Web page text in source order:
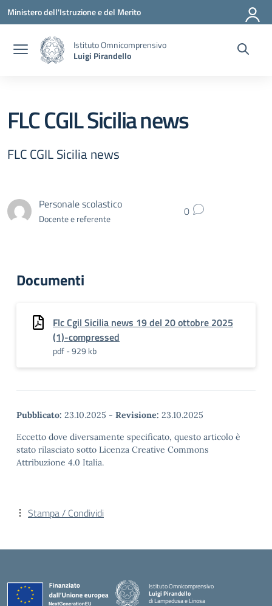
Vai ai contenuti
Vai al menu di navigazione
Vai al footer
Ministero dell'Istruzione e del Merito
Istituto Omnicomprensivo
Luigi Pirandello
FLC CGIL Sicilia news
FLC CGIL Sicilia news
Personale scolastico
Docente e referente 0
Documenti
Flc Cgil Sicilia news 19 del 20 ottobre 2025
(1)-compressed
pdf - 929 kb
Pubblicato: 23.10.2025 - Revisione: 23.10.2025
Eccetto dove diversamente specificato, questo articolo è
stato rilasciato sotto Licenza Creative Commons
Attribuzione 4.0 Italia.
Stampa / Condividi
Istituto Omnicomprensivo
Luigi Pirandello
di Lampedusa e Linosa